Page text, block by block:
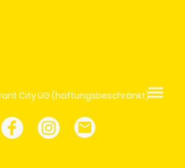
City UG (haftungsbeschränkt)